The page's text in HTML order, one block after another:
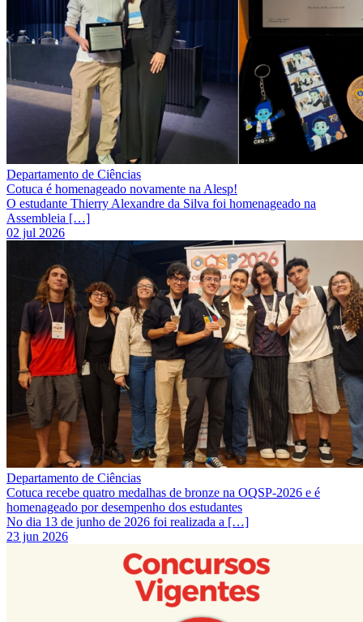
Departamento de Ciências
Cotuca é homenageado novamente na Alesp!
O estudante Thierry Alexandre da Silva foi homenageado na
Assembleia […]
02 jul 2026
Departamento de Ciências
Cotuca recebe quatro medalhas de bronze na OQSP-2026 e é
homenageado por desempenho dos estudantes
No dia 13 de junho de 2026 foi realizada a […]
23 jun 2026